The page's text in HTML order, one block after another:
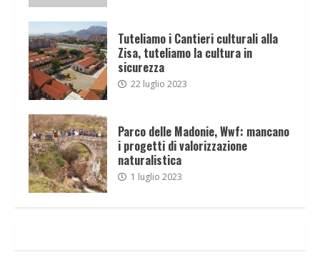
Tuteliamo i Cantieri culturali alla
Zisa, tuteliamo la cultura in
sicurezza
22 luglio 2023
Parco delle Madonie, Wwf: mancano
i progetti di valorizzazione
naturalistica
1 luglio 2023